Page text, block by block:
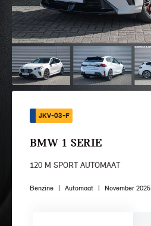
JKV-03-F
BMW 1 SERIE
120 M SPORT AUTOMAAT
Benzine | Automaat | November 2025